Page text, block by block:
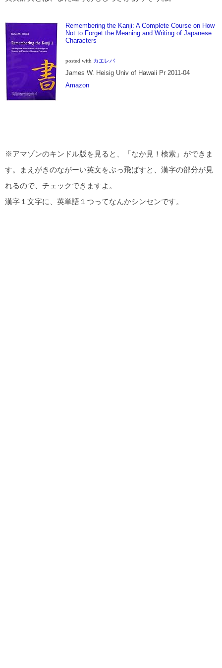
Remembering the Kanji: A Complete Course on How
Not to Forget the Meaning and Writing of Japanese
Characters
posted with カエレバ
James W. Heisig Univ of Hawaii Pr 2011-04
Amazon
※アマゾンのキンドル版を見ると、「なか見！検索」ができま
す。まえがきのながーい英文をぶっ飛ばすと、漢字の部分が見
れるので、チェックできますよ。
漢字１文字に、英単語１つってなんかシンセンです。